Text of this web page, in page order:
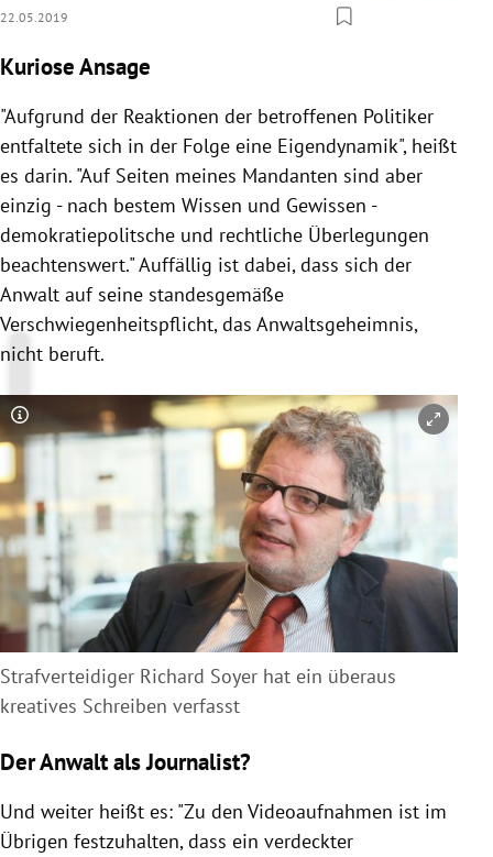
22.05.2019
Kuriose Ansage
"Aufgrund der Reaktionen der betroffenen Politiker
entfaltete sich in der Folge eine Eigendynamik", heißt
es darin. "Auf Seiten meines Mandanten sind aber
einzig - nach bestem Wissen und Gewissen -
demokratiepolitsche und rechtliche Überlegungen
beachtenswert." Auffällig ist dabei, dass sich der
Anwalt auf seine standesgemäße
Verschwiegenheitspflicht, das Anwaltsgeheimnis,
nicht beruft.
Copyright-Hinweis öffnen/schließen
Strafverteidiger Richard Soyer hat ein überaus
kreatives Schreiben verfasst
Der Anwalt als Journalist?
Und weiter heißt es: "Zu den Videoaufnahmen ist im
Übrigen festzuhalten, dass ein verdeckter